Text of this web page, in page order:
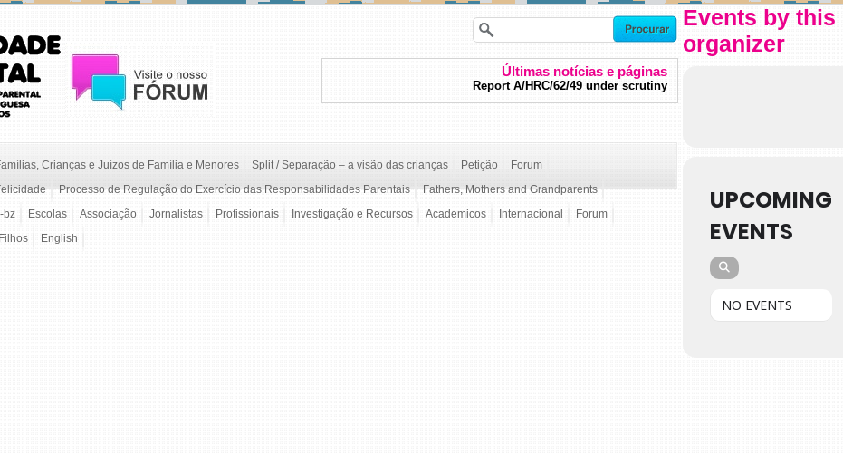
Últimas notícias e páginas
Report A/HRC/62/49 under scrutiny
Crianças e Juízos de Família e Menores Split / Separação – a visão das crianças Petição
Forum
Processo de Regulação do Exercício das Responsabilidades Parentais
Fathers, Mothers and Grandparents
bz Escolas Associação Jornalistas Profissionais Investigação e Recursos Academicos Internacional
Forum
Filhos English
Events by this
organizer
UPCOMING
EVENTS
NO EVENTS